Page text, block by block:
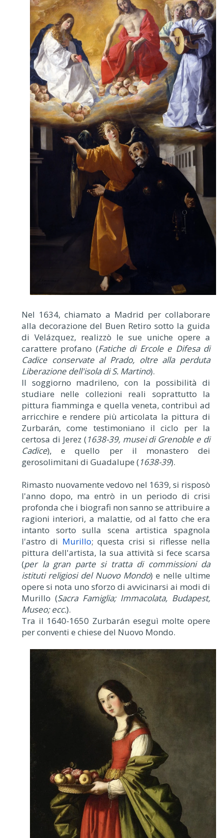
Nel 1634, chiamato a Madrid per collaborare
alla decorazione del Buen Retiro sotto la guida
di Velázquez, realizzò le sue uniche opere a
carattere profano (Fatiche di Ercole e Difesa di
Cadice conservate al Prado, oltre alla perduta
Liberazione dell'isola di S. Martino).
Il soggiorno madrileno, con la possibilità di
studiare nelle collezioni reali soprattutto la
pittura fiamminga e quella veneta, contribuì ad
arricchire e rendere più articolata la pittura di
Zurbarán, come testimoniano il ciclo per la
certosa di Jerez (1638-39, musei di Grenoble e di
Cadice), e quello per il monastero dei
gerosolimitani di Guadalupe (1638-39).
Rimasto nuovamente vedovo nel 1639, si risposò
l'anno dopo, ma entrò in un periodo di crisi
profonda che i biografi non sanno se attribuire a
ragioni interiori, a malattie, od al fatto che era
intanto sorto sulla scena artistica spagnola
l'astro di Murillo; questa crisi si riflesse nella
pittura dell'artista, la sua attività si fece scarsa
(per la gran parte si tratta di commissioni da
istituti religiosi del Nuovo Mondo) e nelle ultime
opere si nota uno sforzo di avvicinarsi ai modi di
Murillo (Sacra Famiglia; Immacolata, Budapest,
Museo; ecc.).
Tra il 1640-1650 Zurbarán eseguì molte opere
per conventi e chiese del Nuovo Mondo.